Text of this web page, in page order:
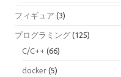
フィギュア (3)
プログラミング (125)
C/C++ (66)
docker (5)